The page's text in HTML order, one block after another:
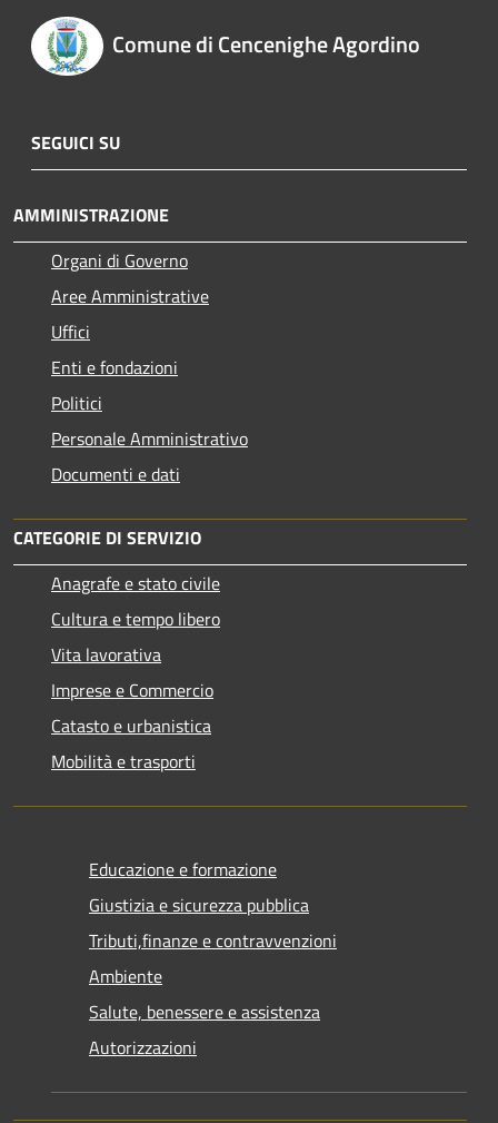
Comune di Cencenighe Agordino
SEGUICI SU
AMMINISTRAZIONE
Organi di Governo
Aree Amministrative
Uffici
Enti e fondazioni
Politici
Personale Amministrativo
Documenti e dati
CATEGORIE DI SERVIZIO
Anagrafe e stato civile
Cultura e tempo libero
Vita lavorativa
Imprese e Commercio
Catasto e urbanistica
Mobilità e trasporti
Educazione e formazione
Giustizia e sicurezza pubblica
Tributi,finanze e contravvenzioni
Ambiente
Salute, benessere e assistenza
Autorizzazioni